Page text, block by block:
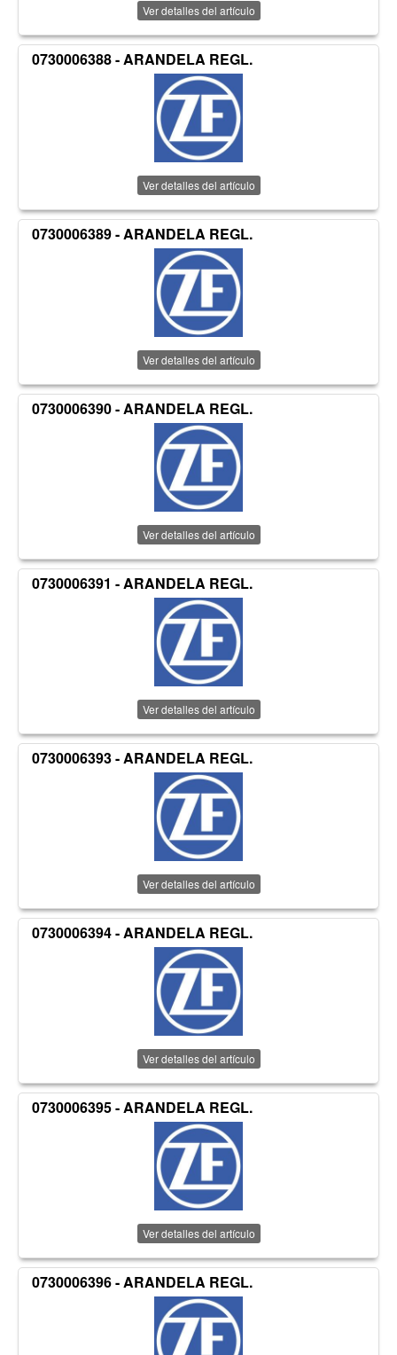
Ver detalles del artículo
0730006388 - ARANDELA REGL.
Ver detalles del artículo
0730006389 - ARANDELA REGL.
Ver detalles del artículo
0730006390 - ARANDELA REGL.
Ver detalles del artículo
0730006391 - ARANDELA REGL.
Ver detalles del artículo
0730006393 - ARANDELA REGL.
Ver detalles del artículo
0730006394 - ARANDELA REGL.
Ver detalles del artículo
0730006395 - ARANDELA REGL.
Ver detalles del artículo
0730006396 - ARANDELA REGL.